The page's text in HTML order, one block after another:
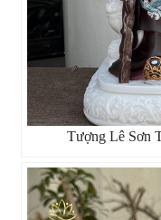
Tượng Lê Sơn